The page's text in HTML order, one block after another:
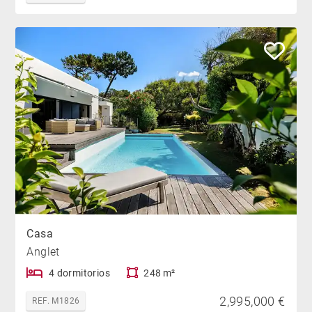
Casa
Anglet
4 dormitorios 248 m²
REF. M1826 2,995,000 €